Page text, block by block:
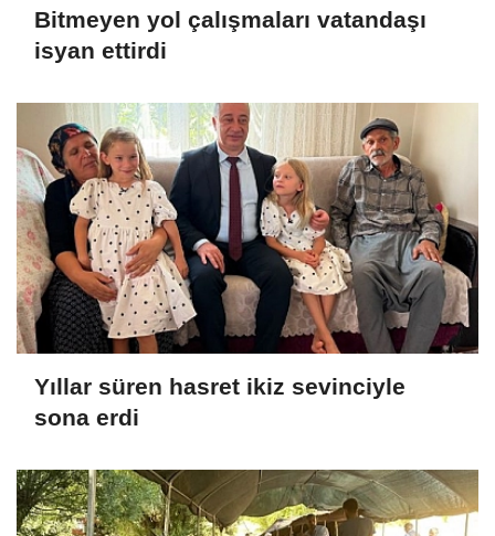
Bitmeyen yol çalışmaları vatandaşı
isyan ettirdi
Yıllar süren hasret ikiz sevinciyle
sona erdi